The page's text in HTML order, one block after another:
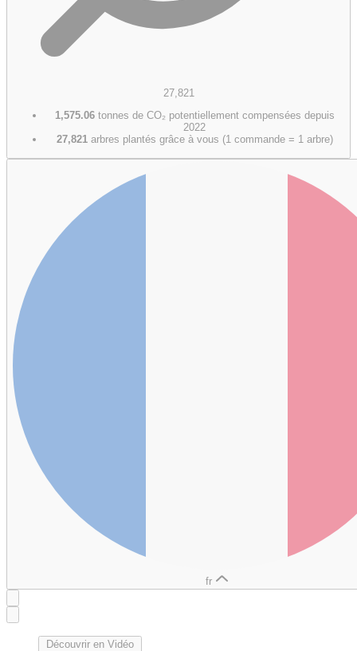
27,821
1,575.06tonnes de CO₂ potentiellement compensées depuis
2022
27,821 arbres plantés grâce à vous (1 commande = 1 arbre)
fr
Découvrir en Vidéo